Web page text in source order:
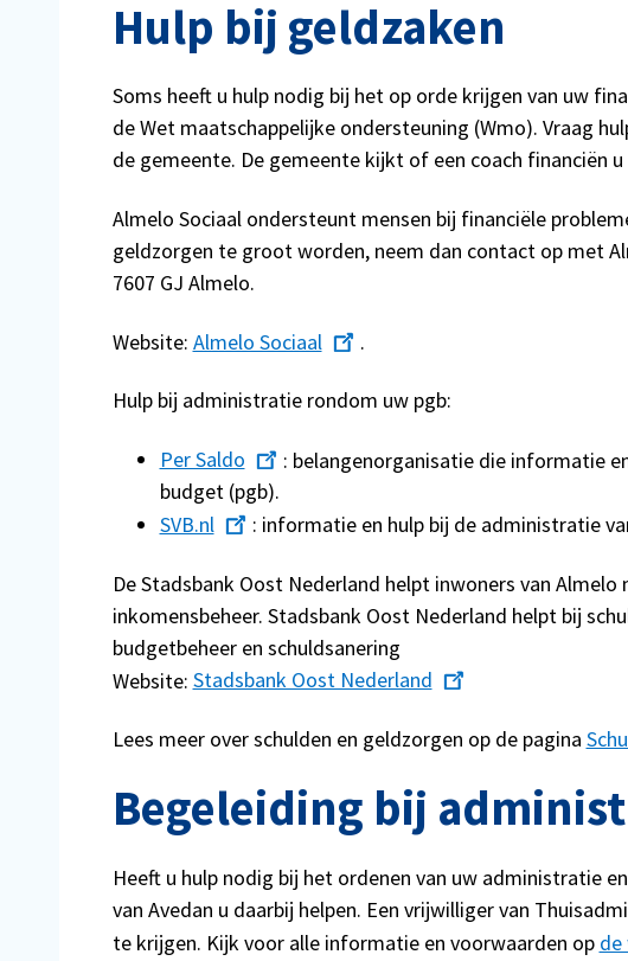
Hulp bij geldzaken
Soms heeft u hulp nodig bij het op orde krijgen van uw
de Wet maatschappelijke ondersteuning (Wmo). Vraag
de gemeente. De gemeente kijkt of een coach financiën u
Almelo Sociaal ondersteunt mensen bij financiële
geldzorgen te groot worden, neem dan contact op met
7607 GJ Almelo.
Website: Almelo Sociaal .
Hulp bij administratie rondom uw pgb:
Per Saldo
: belangenorganisatie die informatie
budget (pgb).
SVB.nl
: informatie en hulp bij de administratie
De Stadsbank Oost Nederland helpt inwoners van
inkomensbeheer. Stadsbank Oost Nederland helpt bij
budgetbeheer en schuldsanering
Website: Stadsbank Oost Nederland
Lees meer over schulden en geldzorgen op de pagina
Begeleiding bij
Heeft u hulp nodig bij het ordenen van uw administratie
van Avedan u daarbij helpen. Een vrijwilliger van
te krijgen. Kijk voor alle informatie en voorwaarden op de